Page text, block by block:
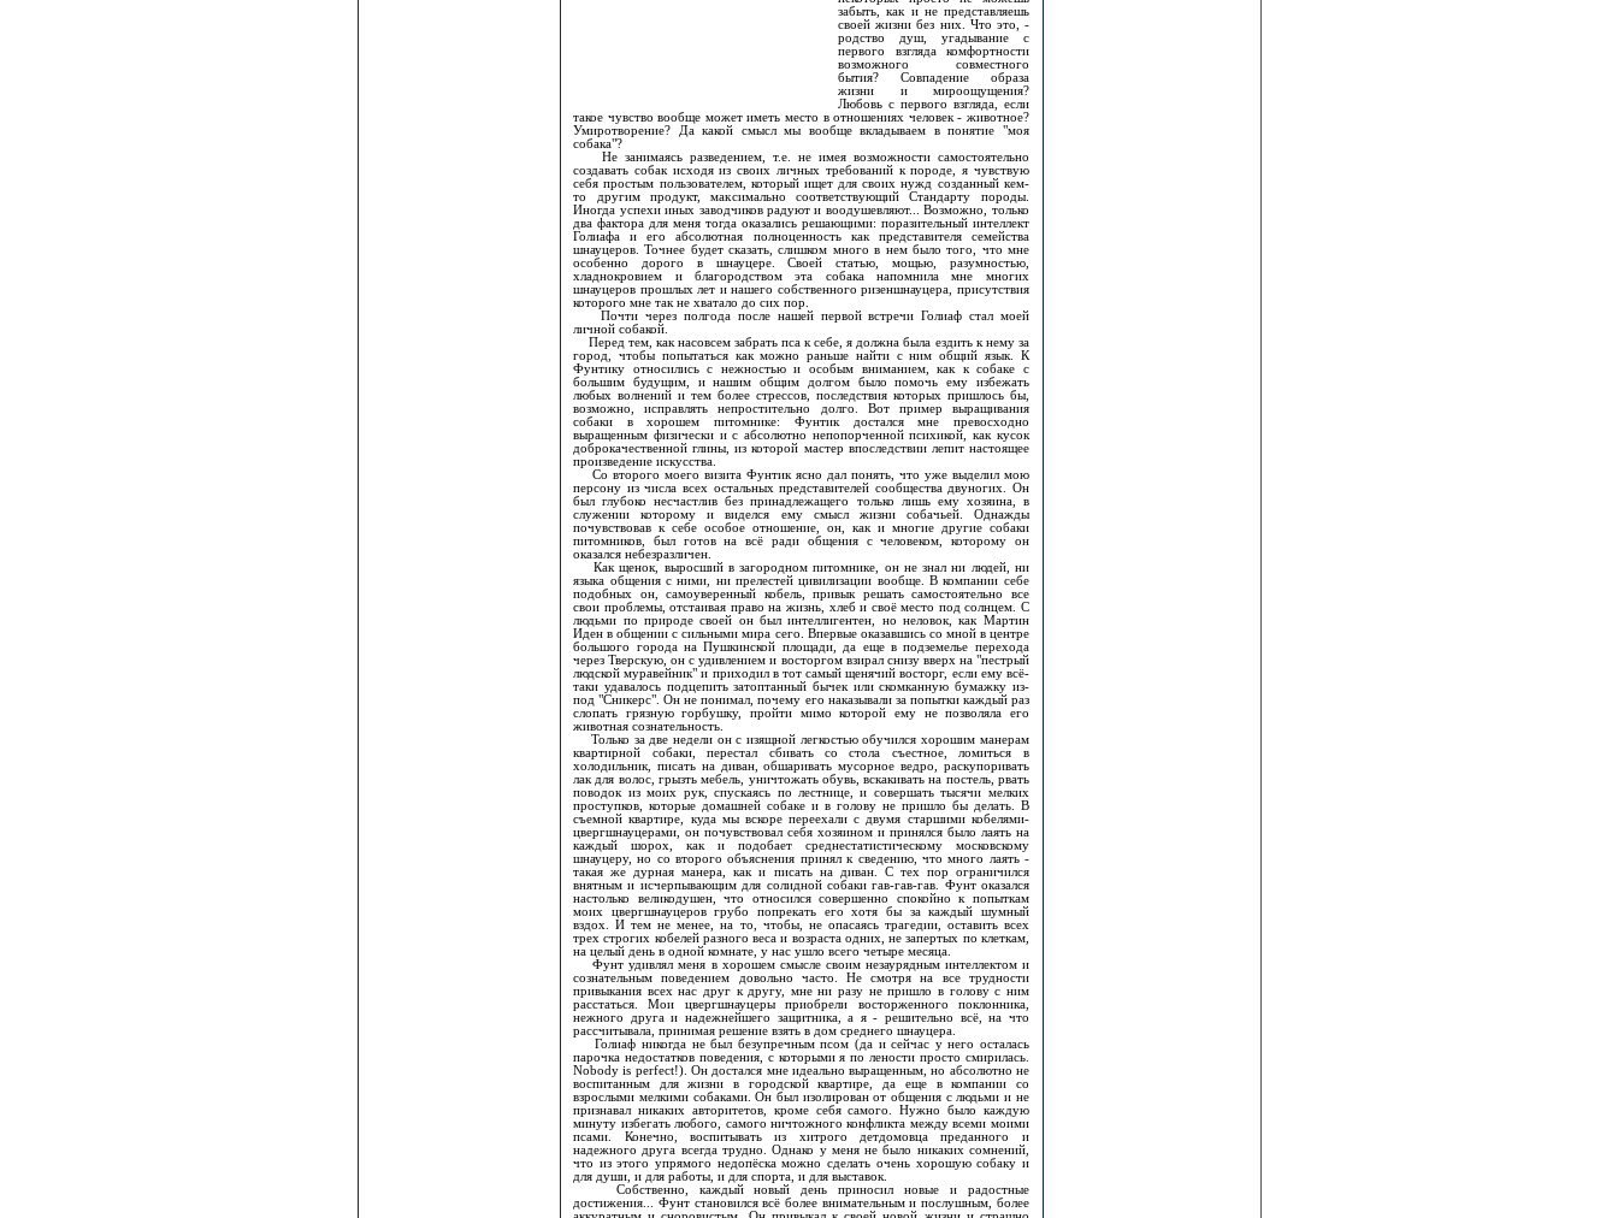
забыть, как и не представляешь
своей жизни без них. Что это, -
родство душ, угадывание с
первого взгляда комфортности
возможного совместного
бытия? Совпадение образа
жизни и мироощущения?
Любовь с первого взгляда, если
такое чувство вообще может иметь место в отношениях человек - животное?
Умиротворение? Да какой смысл мы вообще вкладываем в понятие "моя
собака"?
Не занимаясь разведением, т.е. не имея возможности самостоятельно
создавать собак исходя из своих личных требований к породе, я чувствую
себя простым пользователем, который ищет для своих нужд созданный кем-
то другим продукт, максимально соответствующий Стандарту породы.
Иногда успехи иных заводчиков радуют и воодушевляют... Возможно, только
два фактора для меня тогда оказались решающими: поразительный интеллект
Голиафа и его абсолютная полноценность как представителя семейства
шнауцеров. Точнее будет сказать, слишком много в нем было того, что мне
особенно дорого в шнауцере. Своей статью, мощью, разумностью,
хладнокровием и благородством эта собака напомнила мне многих
шнауцеров прошлых лет и нашего собственного ризеншнауцера, присутствия
которого мне так не хватало до сих пор.
Почти через полгода после нашей первой встречи Голиаф стал моей
личной собакой.
Перед тем, как насовсем забрать пса к себе, я должна была ездить к нему за
город, чтобы попытаться как можно раньше найти с ним общий язык. К
Фунтику относились с нежностью и особым вниманием, как к собаке с
большим будущим, и нашим общим долгом было помочь ему избежать
любых волнений и тем более стрессов, последствия которых пришлось бы,
возможно, исправлять непростительно долго. Вот пример выращивания
собаки в хорошем питомнике: Фунтик достался мне превосходно
выращенным физически и с абсолютно непопорченной психикой, как кусок
доброкачественной глины, из которой мастер впоследствии лепит настоящее
произведение искусства.
Со второго моего визита Фунтик ясно дал понять, что уже выделил мою
персону из числа всех остальных представителей сообщества двуногих. Он
был глубоко несчастлив без принадлежащего только лишь ему хозяина, в
служении которому и виделся ему смысл жизни собачьей. Однажды
почувствовав к себе особое отношение, он, как и многие другие собаки
питомников, был готов на всё ради общения с человеком, которому он
оказался небезразличен.
Как щенок, выросший в загородном питомнике, он не знал ни людей, ни
языка общения с ними, ни прелестей цивилизации вообще. В компании себе
подобных он, самоуверенный кобель, привык решать самостоятельно все
свои проблемы, отстаивая право на жизнь, хлеб и своё место под солнцем. С
людьми по природе своей он был интеллигентен, но неловок, как Мартин
Иден в общении с сильными мира сего. Впервые оказавшись со мной в центре
большого города на Пушкинской площади, да еще в подземелье перехода
через Тверскую, он с удивлением и восторгом взирал снизу вверх на "пестрый
людской муравейник" и приходил в тот самый щенячий восторг, если ему всё-
таки удавалось подцепить затоптанный бычек или скомканную бумажку из-
под "Сникерс". Он не понимал, почему его наказывали за попытки каждый раз
слопать грязную горбушку, пройти мимо которой ему не позволяла его
животная сознательность.
Только за две недели он с изящной легкостью обучился хорошим манерам
квартирной собаки, перестал сбивать со стола съестное, ломиться в
холодильник, писать на диван, обшаривать мусорное ведро, раскупоривать
лак для волос, грызть мебель, уничтожать обувь, вскакивать на постель, рвать
поводок из моих рук, спускаясь по лестнице, и совершать тысячи мелких
проступков, которые домашней собаке и в голову не пришло бы делать. В
съемной квартире, куда мы вскоре переехали с двумя старшими кобелями-
цвергшнауцерами, он почувствовал себя хозяином и принялся было лаять на
каждый шорох, как и подобает среднестатистическому московскому
шнауцеру, но со второго объяснения принял к сведению, что много лаять -
такая же дурная манера, как и писать на диван. С тех пор ограничился
внятным и исчерпывающим для солидной собаки гав-гав-гав. Фунт оказался
настолько великодушен, что относился совершенно спокойно к попыткам
моих цвергшнауцеров грубо попрекать его хотя бы за каждый шумный
вздох. И тем не менее, на то, чтобы, не опасаясь трагедии, оставить всех
трех строгих кобелей разного веса и возраста одних, не запертых по клеткам,
на целый день в одной комнате, у нас ушло всего четыре месяца.
Фунт удивлял меня в хорошем смысле своим незаурядным интеллектом и
сознательным поведением довольно часто. Не смотря на все трудности
привыкания всех нас друг к другу, мне ни разу не пришло в голову с ним
расстаться. Мои цвергшнауцеры приобрели восторженного поклонника,
нежного друга и надежнейшего защитника, а я - решительно всё, на что
рассчитывала, принимая решение взять в дом среднего шнауцера.
Голиаф никогда не был безупречным псом (да и сейчас у него осталась
парочка недостатков поведения, с которыми я по лености просто смирилась.
Nobody is perfect!). Он достался мне идеально выращенным, но абсолютно не
воспитанным для жизни в городской квартире, да еще в компании со
взрослыми мелкими собаками. Он был изолирован от общения с людьми и не
признавал никаких авторитетов, кроме себя самого. Нужно было каждую
минуту избегать любого, самого ничтожного конфликта между всеми моими
псами. Конечно, воспитывать из хитрого детдомовца преданного и
надежного друга всегда трудно. Однако у меня не было никаких сомнений,
что из этого упрямого недопёска можно сделать очень хорошую собаку и
для души, и для работы, и для спорта, и для выставок.
Собственно, каждый новый день приносил новые и радостные
достижения... Фунт становился всё более внимательным и послушным, более